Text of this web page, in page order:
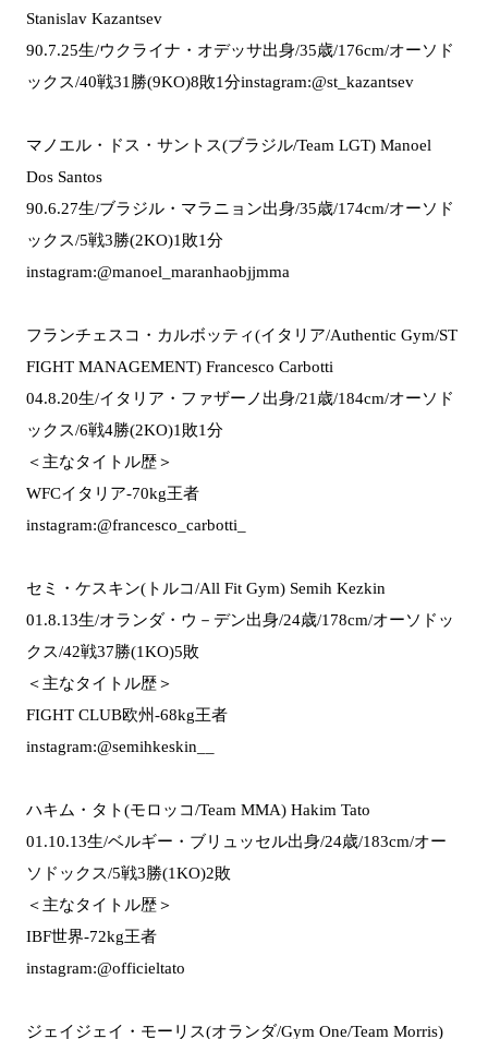
Stanislav Kazantsev
90.7.25生/ウクライナ・オデッサ出身/35歳/176cm/オーソド
ックス/40戦31勝(9KO)8敗1分instagram:@st_kazantsev
マノエル・ドス・サントス(ブラジル/Team LGT) Manoel
Dos Santos
90.6.27生/ブラジル・マラニョン出身/35歳/174cm/オーソド
ックス/5戦3勝(2KO)1敗1分
instagram:@manoel_maranhaobjjmma
フランチェスコ・カルボッティ(イタリア/Authentic Gym/ST
FIGHT MANAGEMENT) Francesco Carbotti
04.8.20生/イタリア・ファザーノ出身/21歳/184cm/オーソド
ックス/6戦4勝(2KO)1敗1分
＜主なタイトル歴＞
WFCイタリア-70kg王者
instagram:@francesco_carbotti_
セミ・ケスキン(トルコ/All Fit Gym) ⁠Semih Kezkin
01.8.13生/オランダ・ウ－デン出身/24歳/178cm/オーソドッ
クス/42戦37勝(1KO)5敗
＜主なタイトル歴＞
FIGHT CLUB欧州-68kg王者
instagram:@semihkeskin__
ハキム・タト(モロッコ/Team MMA) Hakim Tato
01.10.13生/ベルギー・ブリュッセル出身/24歳/183cm/オー
ソドックス/5戦3勝(1KO)2敗
＜主なタイトル歴＞
IBF世界-72kg王者
instagram:@officieltato
ジェイジェイ・モーリス(オランダ/Gym One/Team Morris)